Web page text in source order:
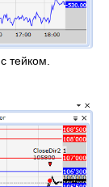
тейком.